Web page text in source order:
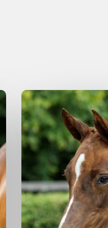
Merrie 2025